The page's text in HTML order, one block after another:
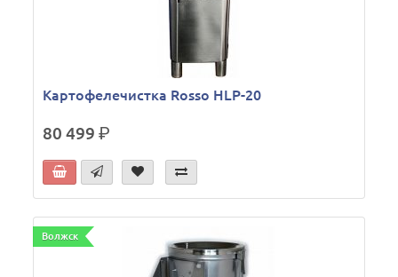
Картофелечистка Rosso HLP-20
80 499р.
Волжск